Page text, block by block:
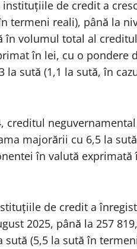
de credit a
termeni reali), până la
în volumul total al
în lei, cu o pondere
la sută (1,1 la sută, în
creditul
majorării cu 6,5 la
în valută exprimată
de credit a
2025, până la 257
sută (5,5 la sută în